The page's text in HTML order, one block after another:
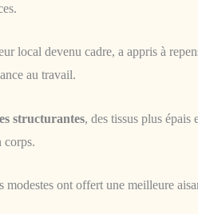
local devenu cadre, a appris à
au travail.
structurantes, des tissus plus épais
corps.
modestes ont offert une meilleure